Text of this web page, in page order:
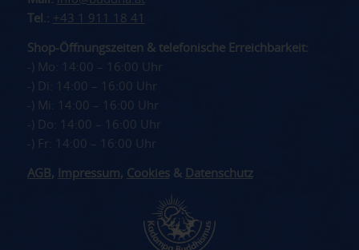
Tel.: +43 1 911 18 41
Shop-Öffnungszeiten & telefonische Erreichbarkeit:
-) Mo: 14:00 – 16:00 Uhr
-) Di: 14:00 – 16:00 Uhr
-) Mi: 14:00 – 16:00 Uhr
-) Do: 14:00 – 16:00 Uhr
-) Fr: 14:00 – 16:00 Uhr
AGB , Impressum, Cookies& Datenschutz